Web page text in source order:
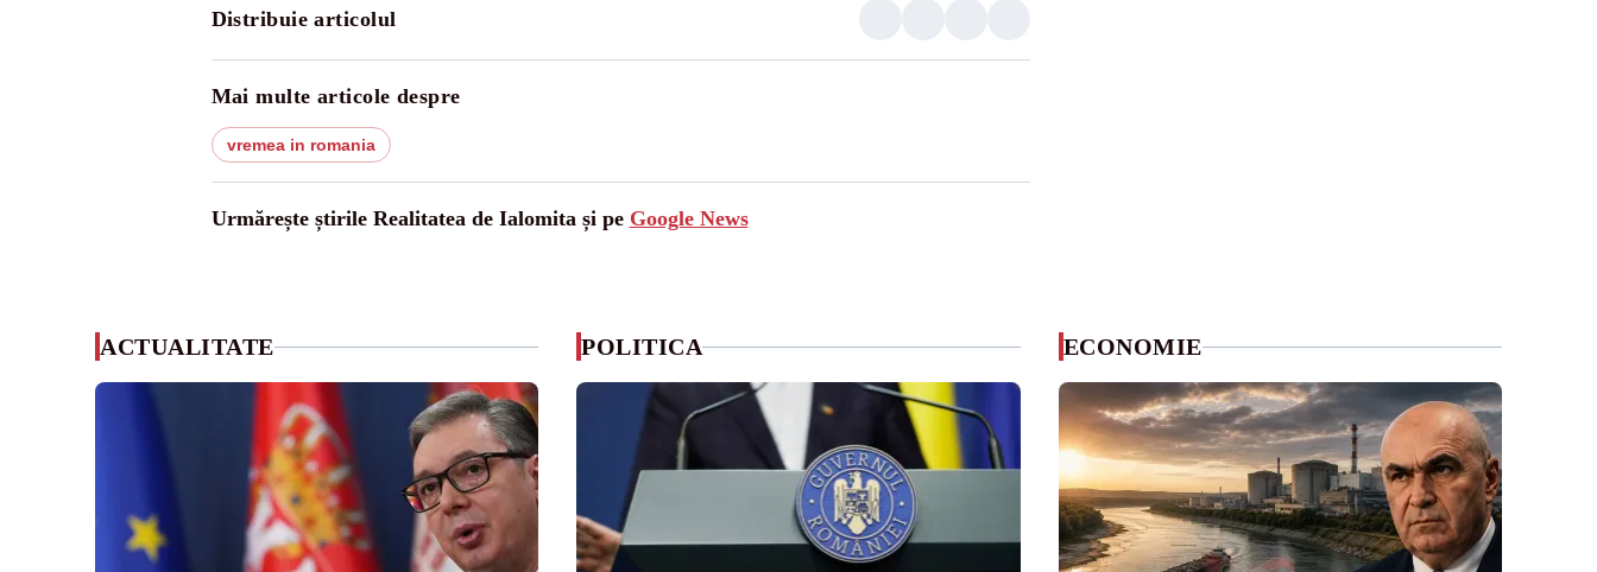
Distribuie articolul
Mai multe articole despre
vremea in romania
Urmărește știrile Realitatea de Ialomita și pe Google News
ACTUALITATE POLITICA ECONOMIE